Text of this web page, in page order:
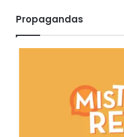
Propagandas